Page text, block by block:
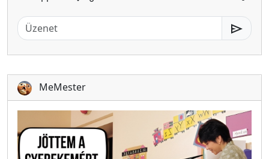
send
MeMester